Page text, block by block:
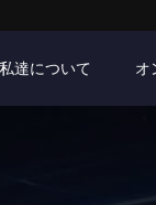
私達について オ